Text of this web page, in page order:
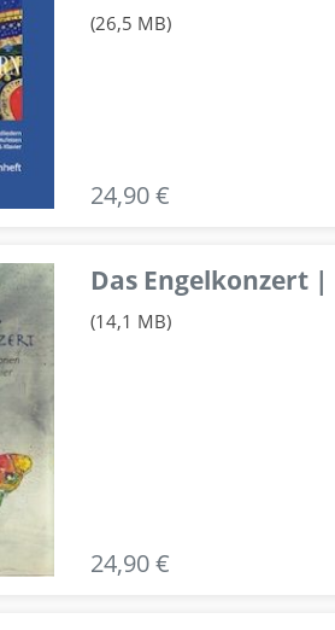
(26,5 MB)
24,90 €
Das Engelkonzert
(14,1 MB)
24,90 €